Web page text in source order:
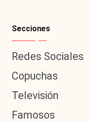
Secciones
Redes Sociales
Copuchas
Televisión
Famosos